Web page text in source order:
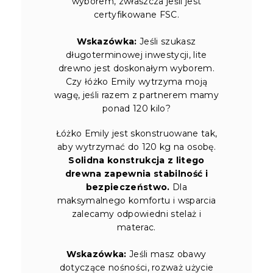
certyfikowane FSC.
Wskazówka: Jeśli szukasz
długoterminowej inwestycji, lite
drewno jest doskonałym wyborem.
Czy łóżko Emily wytrzyma moją
wagę, jeśli razem z partnerem mamy
ponad 120 kilo?
Łóżko Emily jest skonstruowane tak,
aby wytrzymać do 120 kg na osobę.
Solidna konstrukcja z litego
drewna zapewnia stabilność i
bezpieczeństwo. Dla
maksymalnego komfortu i wsparcia
zalecamy odpowiedni stelaż i
materac.
Wskazówka: Jeśli masz obawy
dotyczące nośności, rozważ użycie